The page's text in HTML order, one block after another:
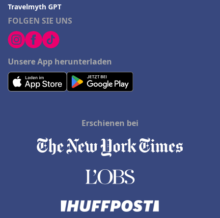
FOLGEN SIE UNS
Unsere App herunterladen
Travelmyth GPT
Erschienen bei